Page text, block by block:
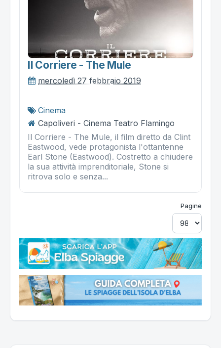
Il Corriere - The Mule
mercoledì 27 febbraio 2019
Cinema
Capoliveri - Cinema Teatro Flamingo
Il Corriere - The Mule, il film diretto da Clint
Eastwood, vede protagonista l'ottantenne
Earl Stone (Eastwood). Costretto a chiudere
la sua attività imprenditoriale, Stone si
ritrova solo e senza...
Pagine